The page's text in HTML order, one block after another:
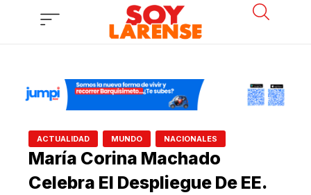
ACTUALIDAD MUNDO NACIONALES
María Corina Machado
Celebra El Despliegue De EE.